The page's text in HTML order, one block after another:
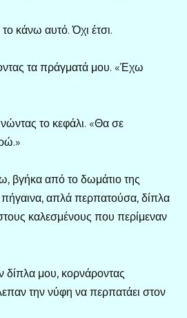
κάνω αυτό. Όχι έτσι.
τα πράγματά μου. «Έχω
το κεφάλι. «Θα σε
βγήκα από το δωμάτιο της
απλά περπατούσα, δίπλα
καλεσμένους που περίμεναν
δίπλα μου, κορνάροντας
την νύφη να περπατάει στον